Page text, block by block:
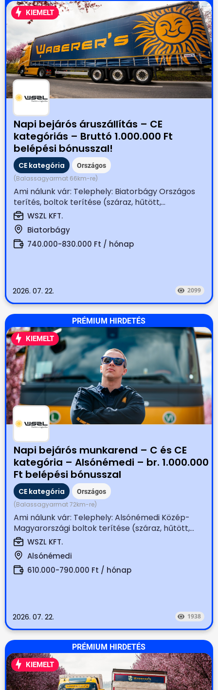
KIEMELT
Napi bejárós áruszállítás – CE
kategóriás – Bruttó 1.000.000 Ft
belépési bónusszal!
CE kategória Országos
(Balassagyarmat 66km-re)
Ami nálunk vár: Telephely: Biatorbágy Országos
terítés, boltok terítése (száraz, hűtött,...
WSZL KFT.
Biatorbágy
740.000-830.000 Ft / hónap
2026. 07. 22. 2099
PRÉMIUM HIRDETÉS
KIEMELT
Napi bejárós munkarend – C és CE
kategória – Alsónémedi – br. 1.000.000
Ft belépési bónusszal
CE kategória Országos
(Balassagyarmat 72km-re)
Ami nálunk vár: Telephely: Alsónémedi Közép-
Magyarországi boltok terítése (száraz, hűtött,...
WSZL KFT.
Alsónémedi
610.000-790.000 Ft / hónap
2026. 07. 22. 1938
PRÉMIUM HIRDETÉS
KIEMELT